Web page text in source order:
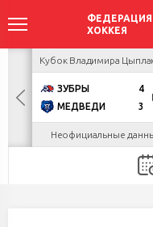
Кубок Владимира
ЗУБРЫ
4
МЕДВЕДИ
3
Неофициальные